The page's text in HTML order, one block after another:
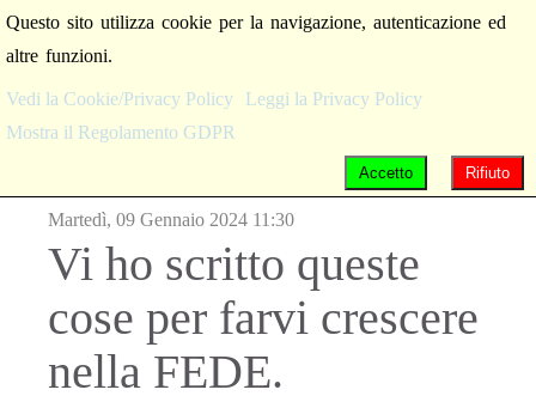
Martedì, 09 Gennaio 2024 11:30
Vi ho scritto queste
cose per farvi crescere
nella FEDE.
Questo sito utilizza cookie per la navigazione, autenticazione ed
altre funzioni.
Vedi la Cookie/Privacy Policy
Leggi la Privacy Policy
Mostra il Regolamento GDPR
Rifiuto
Accetto